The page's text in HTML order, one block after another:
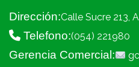
Dirección:Calle Sucre 213,
Telefono:(054) 221980
Gerencia Comercial: